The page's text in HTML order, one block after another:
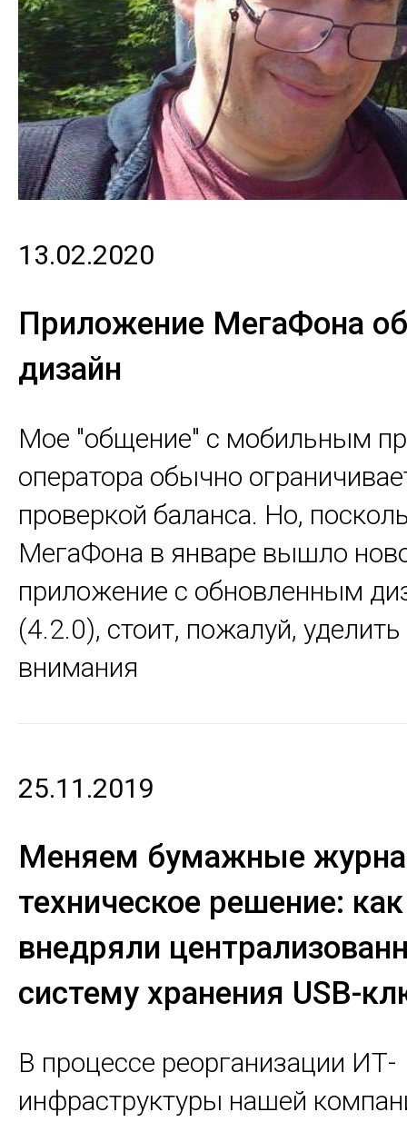
13.02.2020
Приложение МегаФона
дизайн
Мое "общение" с мобильным
оператора обычно
проверкой баланса. Но,
МегаФона в январе вышло
приложение с обновленным
(4.2.0), стоит, пожалуй,
внимания
25.11.2019
Меняем бумажные
техническое решение:
внедряли
систему хранения USB-
В процессе реорганизации ИТ-
инфраструктуры нашей